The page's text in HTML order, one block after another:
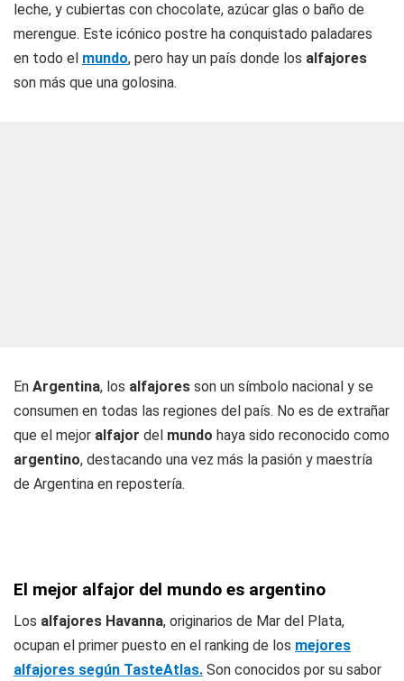
leche, y cubiertas con chocolate, azúcar glas o baño de
merengue. Este icónico postre ha conquistado paladares
en todo el mundo, pero hay un país donde los alfajores
son más que una golosina.
En Argentina, los alfajores son un símbolo nacional y se
consumen en todas las regiones del país. No es de extrañar
que el mejor alfajor del mundo haya sido reconocido como
argentino, destacando una vez más la pasión y maestría
de Argentina en repostería.
El mejor alfajor del mundo es argentino
Los alfajores Havanna, originarios de Mar del Plata,
ocupan el primer puesto en el ranking de los mejores
alfajores según TasteAtlas. Son conocidos por su sabor